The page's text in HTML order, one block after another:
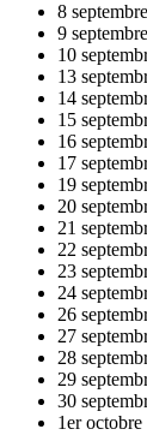
8
9
10
13
14
15
16
17
19
20
21
22
23
24
26
27
28
29
30
1er